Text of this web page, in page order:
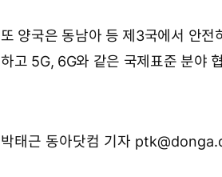
또 양국은 동남아 등 제3국에서 안
하고 5G, 6G와 같은 국제표준 분야
박태근 동아닷컴 기자